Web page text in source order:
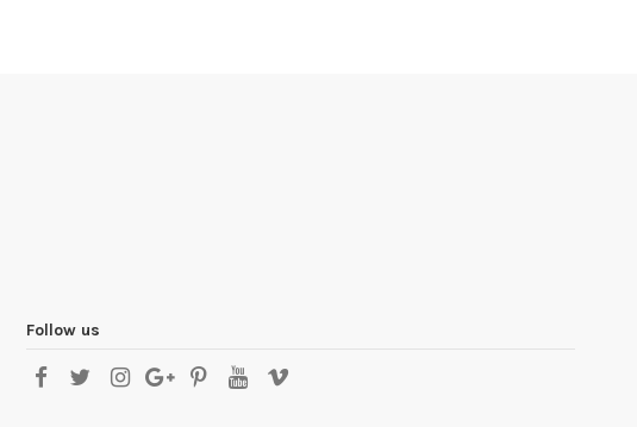
Follow us